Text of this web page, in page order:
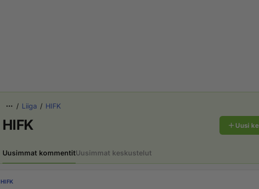
Liiga HIFK
HIFK Uusi
Uusimmat kommentitUusimmat keskustelut
HIFK